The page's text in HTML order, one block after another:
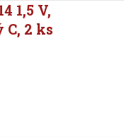
1,5 V,
2 ks